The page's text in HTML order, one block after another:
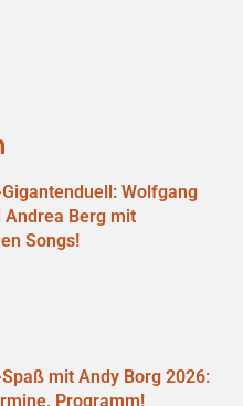
Wolfgang
Andrea Berg mit
Songs!
mit Andy Borg 2026:
Programm!